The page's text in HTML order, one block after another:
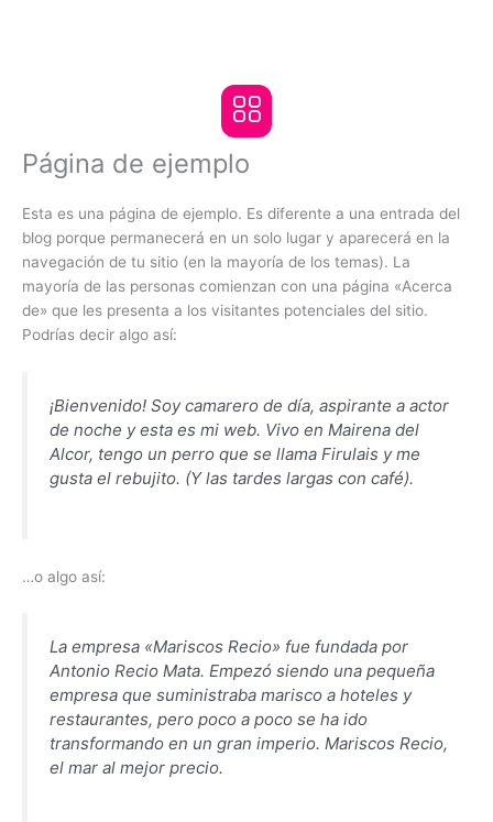
Menú
Página de ejemplo
Esta es una página de ejemplo. Es diferente a una entrada del
blog porque permanecerá en un solo lugar y aparecerá en la
navegación de tu sitio (en la mayoría de los temas). La
mayoría de las personas comienzan con una página «Acerca
de» que les presenta a los visitantes potenciales del sitio.
Podrías decir algo así:
¡Bienvenido! Soy camarero de día, aspirante a actor
de noche y esta es mi web. Vivo en Mairena del
Alcor, tengo un perro que se llama Firulais y me
gusta el rebujito. (Y las tardes largas con café).
…o algo así:
La empresa «Mariscos Recio» fue fundada por
Antonio Recio Mata. Empezó siendo una pequeña
empresa que suministraba marisco a hoteles y
restaurantes, pero poco a poco se ha ido
transformando en un gran imperio. Mariscos Recio,
el mar al mejor precio.